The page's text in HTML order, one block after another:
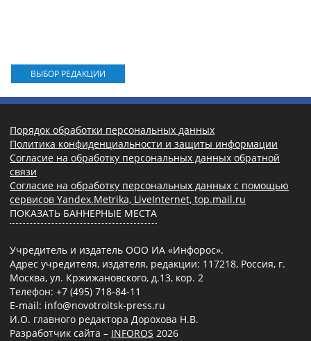
ВЫБОР РЕДАКЦИИ
Порядок обработки персональных данных
Политика конфиденциальности и защиты информации
Согласие на обработку персональных данных обратной
связи
Согласие на обработку персональных данных с помощью
сервисов Yandex.Metrika, LiveInternet, top.mail.ru
ПОКАЗАТЬ БАННЕРНЫЕ МЕСТА
Учредитель и издатель ООО ИА «Инфорос».
Адрес учредителя, издателя, редакции: 117218, Россия, г.
Москва, ул. Кржижановского, д.13, кор. 2
Телефон: +7 (495) 718-84-11
E-mail: info@novotroitsk-press.ru
И.О. главного редактора Дорохова Н.В.
Разработчик сайта – INFOROS 2026